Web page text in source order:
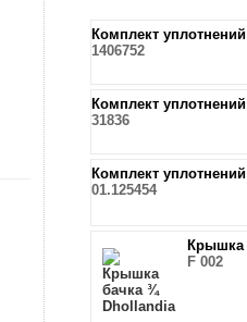
Комплект
1406752
Комплект
31836
Комплект
01.125454
Крышка
F 002